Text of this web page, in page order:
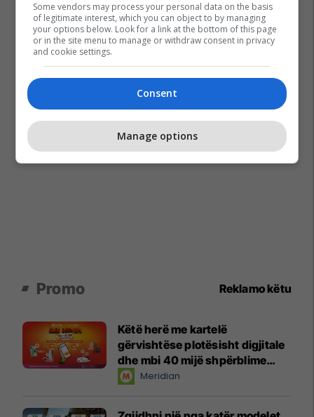
Promo Reklamo këtu
Këtë herë me kartelë
gërvishtëse plotësisht digjitale
dhe mbi 40 mijë shpërblime
instant!Meridian
Some vendors may process your personal data on the basis
of legitimate interest, which you can object to by managing
your options below. Look for a link at the bottom of this page
or in the site menu to manage or withdraw consent in privacy
and cookie settings.
Consent
Manage options